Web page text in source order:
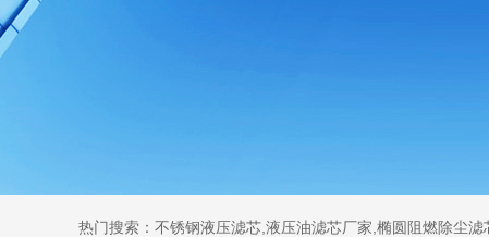
热门搜索：不锈钢液压滤芯,液压油滤芯厂家,椭圆阻燃除尘